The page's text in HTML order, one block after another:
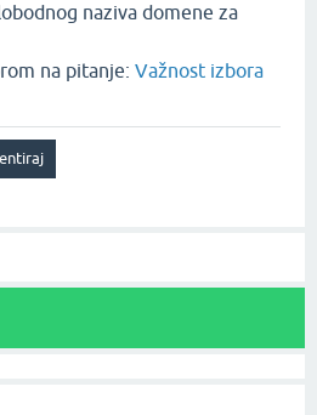
naziva domene za
na pitanje: Važnost izbora